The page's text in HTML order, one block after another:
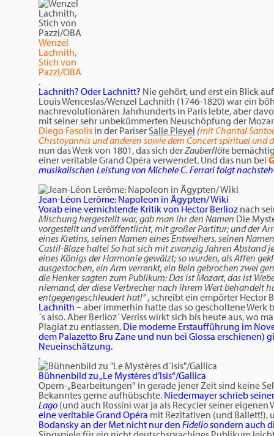
Wenzel
Lachnith,
Stich von
Pazzi/OBA
.
Lachnith? Oder Lachnitt? Nie gehört, und erst ein Blick
Louis Wenceslas/Wenzel Lachnith (1746-1820) war ein
nachrevolutionären Jahrhunderts in Paris lebte, aber
mit seiner sehr unbekümmerten Neuschöpfung der
Diego Fasolis in der Pariser Salle Pleyel (mit Chantal
Chrstoyannis und anderen sowie dem Concert spirituel und
nun das Werk von 1801, das sich derZauberflöte
einer veritable Grand Opéra verwendet. Und das nun bei
musikalischen Leistung von Michele C. Ferrari folgt
Jean-Léon Lerôme: Napoleon in Ägypten/ Wiki
Vorab eine vernichtende Kritik von Hector Berlioz nach
Mischung hergestellt war, gab man ihr den Namen Die
vorgestellt und veröffentlicht, mit großer Partitur; und der
eines Kretins, seinen Namen eines Entweihers, seinen
Castil-Blaze halte! So hat sich mit zwanzig Jahren Abstand
eines Königs der Harmonie gewälzt; so wurden, als Affen
ausgestochen, ein Arm verrenkt, ein Bein gebrochen zwei
die Henker sagten zum Publikum: Das ist Mozart, das ist
niemand, der diese Verbrecher nach ihrem Wert behandelt
entgegengeschleudert hat!“, schreibt ein empörter Hector
Lachnith – aber immerhin hatte das so gescholtene
´s also. Aber Berlioz´ Verriss wirkt sich bis heute aus, wo
Plagiat zu entlassen. Die moderne Erstaufführung im
dem Palazetto Bru Zane und nun bei Glossa erschienen)
Neueinschätzung.
.
Bühnenbild zu „Le Mystères d’Isis“/Gallica
Opern-„Bearbeitungen“ in gerade jener Zeit sind keine
Bekanntes gerne aufhübschte. Niedermayer schrieb
Lago (und auch Rossini war ja als Recycler seiner eigenen
eine veritable Grand Opéra mit Rezitativen (und Ballett!),
Bodansky an der Met nicht nur den Fideliosondern auch